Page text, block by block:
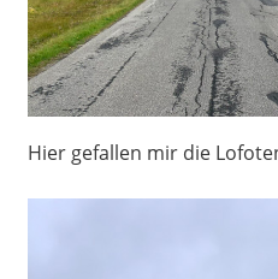
Hier gefallen mir die